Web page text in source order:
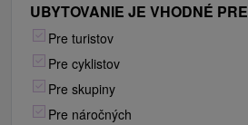
UBYTOVANIE JE VHODNÉ PRE
Pre turistov
Pre cyklistov
Pre skupiny
Pre náročných